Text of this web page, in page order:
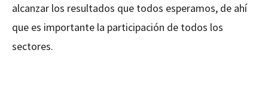
alcanzar los resultados que todos esperamos, de ahí
que es importante la participación de todos los
sectores.